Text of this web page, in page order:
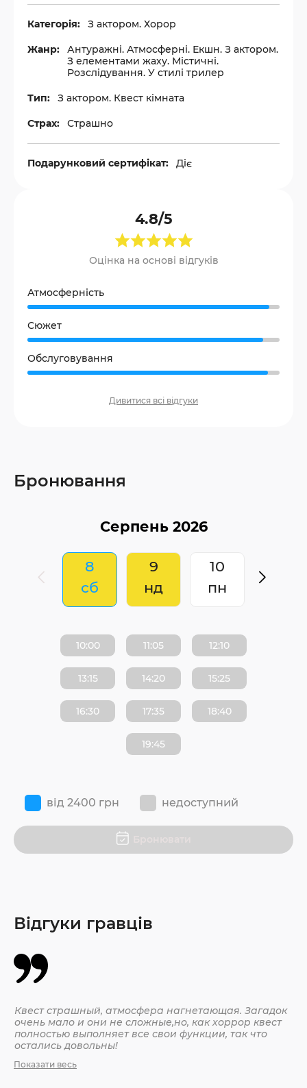
Категорія: З актором. Хорор
Жанр:
Антуражні. Атмосферні. Екшн. З актором.
З елементами жаху. Містичні.
Розслідування. У стилі трилер
Тип: З актором. Квест кімната
Страх: Страшно
Подарунковий сертифікат: Діє
4.8/5
Оцінка на основі відгуків
Атмосферність
Сюжет
Обслуговування
Дивитися всі відгуки
Бронювання
8
сб
9
нд
10
пн
10:00 11:05 12:10
13:15 14:20 15:25
16:30 17:35 18:40
19:45
від 2400 грн недоступний
Відгуки гравців
Квест страшный, атмосфера нагнетающая. Загадок
очень мало и они не сложные,но, как хоррор квест
полностью выполняет все свои функции, так что
остались довольны!
Показати весь